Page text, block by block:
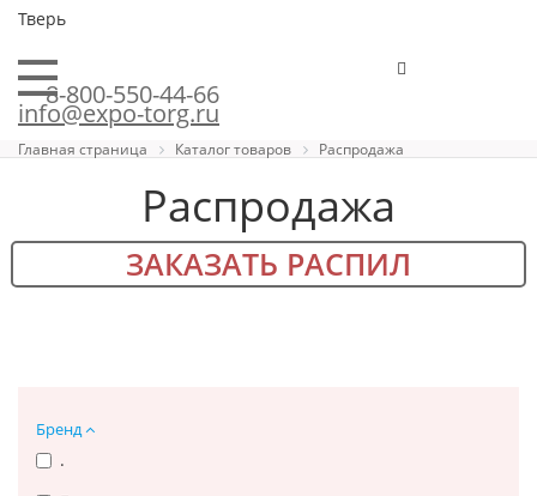
Тверь
8-800-550-44-66
info@expo-torg.ru
Главная страница Каталог товаров Распродажа
Распродажа
ЗАКАЗАТЬ РАСПИЛ
Бренд
.